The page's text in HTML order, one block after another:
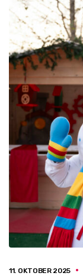
11. OKTOBER 2025